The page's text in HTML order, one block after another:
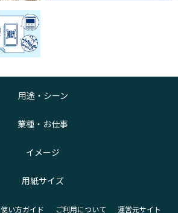
用途・シーン
業種・お仕事
イメージ
用紙サイズ
使い方ガイド ご利用について 運営元サイト